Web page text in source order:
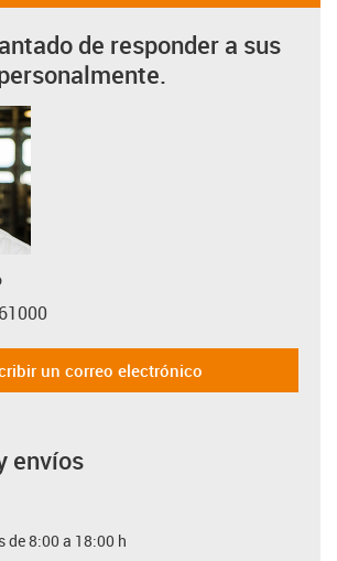
de responder a sus
un correo electrónico
envíos
de 8:00 a 18:00 h